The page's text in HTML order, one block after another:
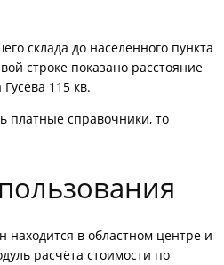
склада до населенного пункта
строке показано расстояние
115 кв.
платные справочники, то
находится в областном центре и
расчёта стоимости по